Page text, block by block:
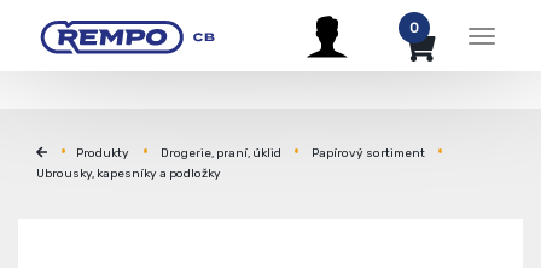
Menu
0
Produkty Drogerie, praní, úklid
Papírový sortiment
Ubrousky, kapesníky a podložky